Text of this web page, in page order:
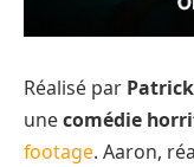
Réalisé par
unecomédie
footage. Aaron,